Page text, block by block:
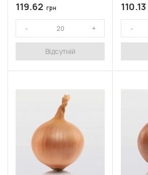
119.62 грн
Відсутній
110.13